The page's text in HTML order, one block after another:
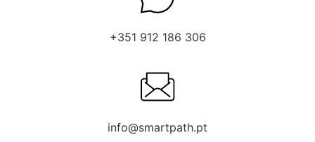
+351 912 186 306
info@smartpath.pt